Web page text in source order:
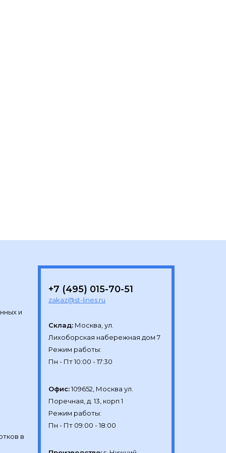
и
+7 (495) 015-70-51
zakaz@st-lines.ru
Склад: Москва, ул.
Лихоборская набережная дом 7
Режим работы:
Офис: 109652, Москва ул.
Поречная, д. 13, корп 1
Режим работы:
в